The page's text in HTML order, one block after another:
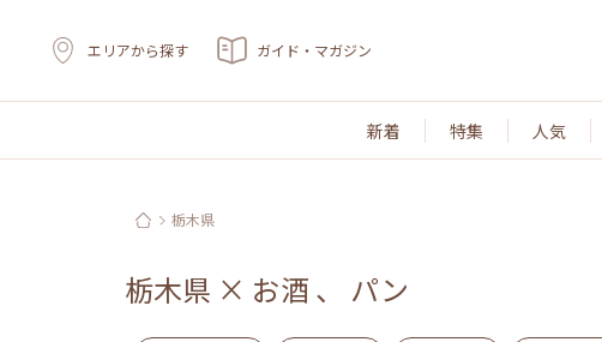
エリアから探す ガイド・マガジン
新着 特集 人気
栃木県
栃木県 × お酒 、 パン